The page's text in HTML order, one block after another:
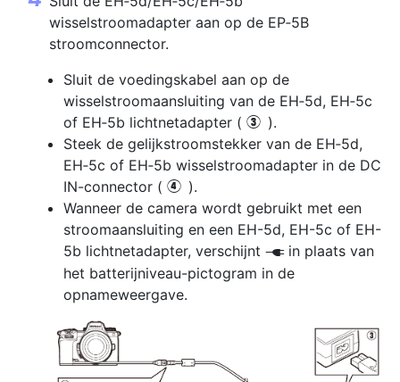
wisselstroomadapter aan op de EP‑5B
stroomconnector.
Sluit de voedingskabel aan op de
wisselstroomaansluiting van de EH‑5d, EH‑5c
of EH‑5b lichtnetadapter ( e ).
Steek de gelijkstroomstekker van de EH‑5d,
EH‑5c of EH‑5b wisselstroomadapter in de DC
IN-connector ( r ).
Wanneer de camera wordt gebruikt met een
stroomaansluiting en een EH-5d, EH-5c of EH-
5b lichtnetadapter, verschijnt P in plaats van
het batterijniveau-pictogram in de
opnameweergave.